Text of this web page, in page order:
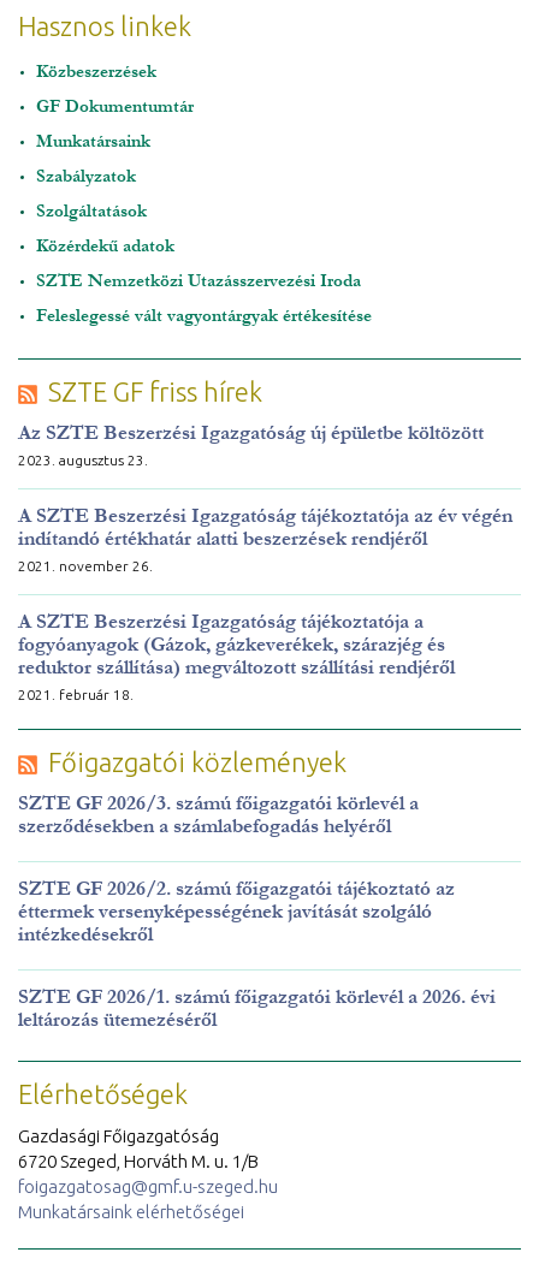
Hasznos linkek
Közbeszerzések
GF Dokumentumtár
Munkatársaink
Szabályzatok
Szolgáltatások
Közérdekű adatok
SZTE Nemzetközi Utazásszervezési Iroda
Feleslegessé vált vagyontárgyak értékesítése
SZTE GF friss hírek
Az SZTE Beszerzési Igazgatóság új épületbe költözött
2023. augusztus 23.
A SZTE Beszerzési Igazgatóság tájékoztatója az év végén
indítandó értékhatár alatti beszerzések rendjéről
2021. november 26.
A SZTE Beszerzési Igazgatóság tájékoztatója a
fogyóanyagok (Gázok, gázkeverékek, szárazjég és
reduktor szállítása) megváltozott szállítási rendjéről
2021. február 18.
Főigazgatói közlemények
SZTE GF 2026/3. számú főigazgatói körlevél a
szerződésekben a számlabefogadás helyéről
SZTE GF 2026/2. számú főigazgatói tájékoztató az
éttermek versenyképességének javítását szolgáló
intézkedésekről
SZTE GF 2026/1. számú főigazgatói körlevél a 2026. évi
leltározás ütemezéséről
Elérhetőségek
Gazdasági Főigazgatóság
6720 Szeged, Horváth M. u. 1/B
foigazgatosag@gmf.u-szeged.hu
Munkatársaink elérhetőségei